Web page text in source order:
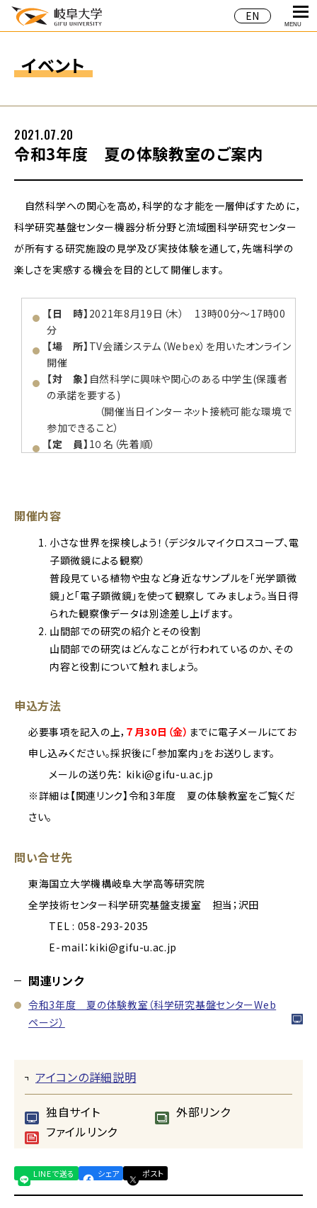
EN
MENU
イベント
令和3年度 夏の体験教室のご案内
2021.07.20
自然科学への関心を高め，科学的な才能を一層伸ばすために，
科学研究基盤センター機器分析分野と流域圏科学研究センター
が所有する研究施設の見学及び実技体験を通して，先端科学の
楽しさを実感する機会を目的として開催します。
【日 時】 2021年8月19日（木） 13時00分～17時00
分
【場 所】 TV会議システム（Webex）を用いたオンライン
開催
【対 象】 自然科学に興味や関心のある中学生(保護者
の承諾を要する)
（開催当日インターネット接続可能な環境で
参加できること）
【定 員】 1０名（先着順）
開催内容
小さな世界を探検しよう！（デジタルマイクロスコープ、電
子顕微鏡による観察）
普段見ている植物や虫など身近なサンプルを「光学顕微
鏡」と「電子顕微鏡」を使って観察し てみましょう。当日得
られた観察像データは別途差し上げます。
山間部での研究の紹介とその役割
山間部での研究はどんなことが行われているのか、その
内容と役割について触れましょう。
申込方法
必要事項を記入の上， ７月30日（金） までに電子メールにてお
申し込みください。採択後に「参加案内」をお送りします。
メールの送り先： kiki@gifu-u.ac.jp
※詳細は【関連リンク】令和3年度 夏の体験教室をご覧くだ
さい。
問い合せ先
東海国立大学機構岐阜大学高等研究院
全学技術センター科学研究基盤支援室 担当；沢田
TEL : 058-293-2035
E-mail：kiki@gifu-u.ac.jp
関連リンク
令和3年度 夏の体験教室（科学研究基盤センターWeb
ページ）
アイコンの詳細説明
独自サイト
外部リンク
ファイルリンク
LINEで送る シェア ポスト